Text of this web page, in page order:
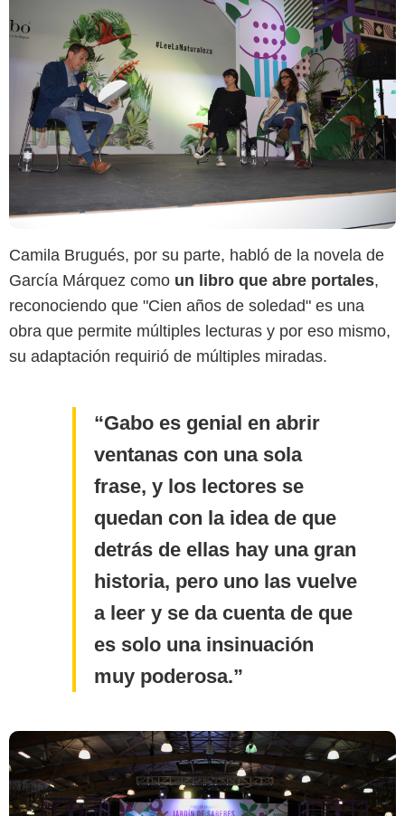
Camila Brugués, por su parte, habló de la novela de
García Márquez como un libro que abre portales,
reconociendo que "Cien años de soledad" es una
obra que permite múltiples lecturas y por eso mismo,
su adaptación requirió de múltiples miradas.
Gabo es genial en abrir
ventanas con una sola
frase, y los lectores se
quedan con la idea de que
detrás de ellas hay una gran
historia, pero uno las vuelve
a leer y se da cuenta de que
es solo una insinuación
muy poderosa.
SensaCine Colombia